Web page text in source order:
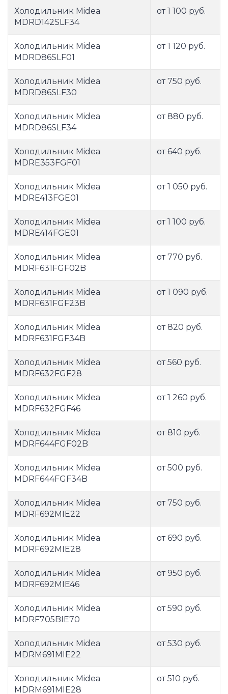
Холодильник Midea
MDRD142SLF34
от 1 100 руб.
Холодильник Midea
MDRD86SLF01
от 1 120 руб.
Холодильник Midea
MDRD86SLF30
от 750 руб.
Холодильник Midea
MDRD86SLF34
от 880 руб.
Холодильник Midea
MDRE353FGF01
от 640 руб.
Холодильник Midea
MDRE413FGE01
от 1 050 руб.
Холодильник Midea
MDRE414FGE01
от 1 100 руб.
Холодильник Midea
MDRF631FGF02B
от 770 руб.
Холодильник Midea
MDRF631FGF23B
от 1 090 руб.
Холодильник Midea
MDRF631FGF34B
от 820 руб.
Холодильник Midea
MDRF632FGF28
от 560 руб.
Холодильник Midea
MDRF632FGF46
от 1 260 руб.
Холодильник Midea
MDRF644FGF02B
от 810 руб.
Холодильник Midea
MDRF644FGF34B
от 500 руб.
Холодильник Midea
MDRF692MIE22
от 750 руб.
Холодильник Midea
MDRF692MIE28
от 690 руб.
Холодильник Midea
MDRF692MIE46
от 950 руб.
Холодильник Midea
MDRF705BIE70
от 590 руб.
Холодильник Midea
MDRM691MIE22
от 530 руб.
Холодильник Midea
MDRM691MIE28
от 510 руб.